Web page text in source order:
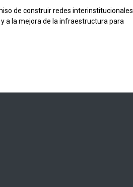
de construir redes interinstitucionales
a la mejora de la infraestructura para